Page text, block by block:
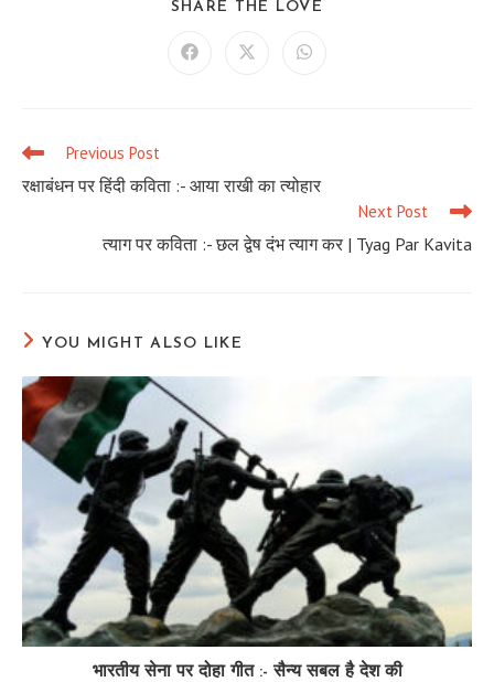
SHARE THE LOVE
Opens Opens Opens
Read
articles
Previous Post
रक्षाबंधन पर हिंदी कविता :- आया राखी का त्योहार
Next Post
त्याग पर कविता :- छल द्वेष दंभ त्याग कर | Tyag Par Kavita
YOU MIGHT ALSO LIKE
भारतीय सेना पर दोहा गीत :- सैन्य सबल है देश की